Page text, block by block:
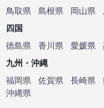
鳥取県
島根県 岡山県
四国
徳島県
香川県 愛媛県
九州・沖縄
福岡県
佐賀県 長崎県
沖縄県